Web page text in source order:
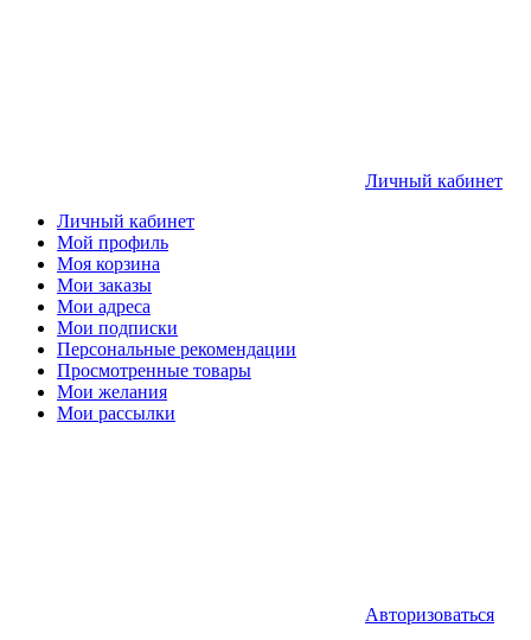
Личный кабинет
Личный кабинет
Мой профиль
Моя корзина
Мои заказы
Мои адреса
Мои подписки
Персональные рекомендации
Просмотренные товары
Мои желания
Мои рассылки
Авторизоваться